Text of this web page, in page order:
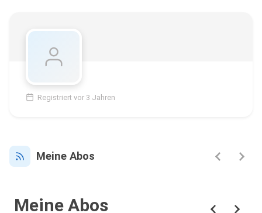
Registriert vor 3 Jahren
Meine Abos
Meine Abos